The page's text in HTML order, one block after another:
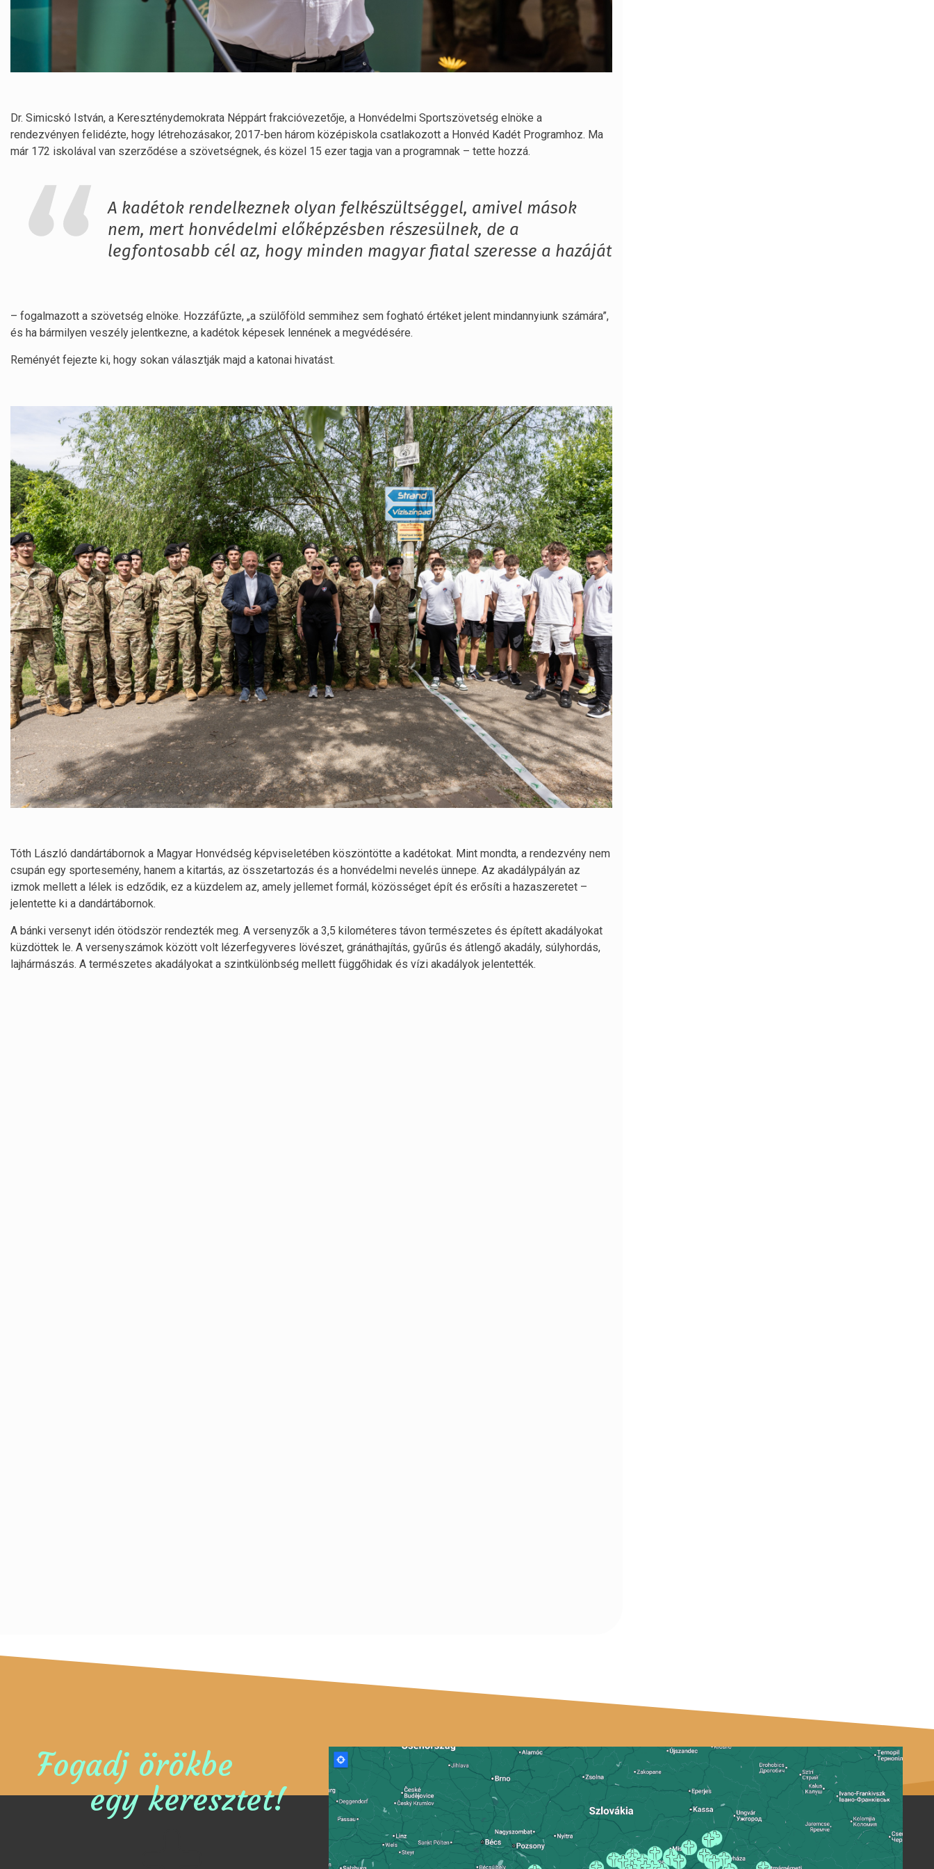
Dr. Simicskó István, a Kereszténydemokrata Néppárt frakcióvezetője, a Honvédelmi Sportszövetség elnöke a
rendezvényen felidézte, hogy létrehozásakor, 2017-ben három középiskola csatlakozott a Honvéd Kadét Programhoz. Ma
már 172 iskolával van szerződése a szövetségnek, és közel 15 ezer tagja van a programnak – tette hozzá.
A kadétok rendelkeznek olyan felkészültséggel, amivel mások
nem, mert honvédelmi előképzésben részesülnek, de a
legfontosabb cél az, hogy minden magyar fiatal szeresse a hazáját
– fogalmazott a szövetség elnöke. Hozzáfűzte, „a szülőföld semmihez sem fogható értéket jelent mindannyiunk számára”,
és ha bármilyen veszély jelentkezne, a kadétok képesek lennének a megvédésére.
Reményét fejezte ki, hogy sokan választják majd a katonai hivatást.
Tóth László dandártábornok a Magyar Honvédség képviseletében köszöntötte a kadétokat. Mint mondta, a rendezvény nem
csupán egy sportesemény, hanem a kitartás, az összetartozás és a honvédelmi nevelés ünnepe. Az akadálypályán az
izmok mellett a lélek is edződik, ez a küzdelem az, amely jellemet formál, közösséget épít és erősíti a hazaszeretet –
jelentette ki a dandártábornok.
A bánki versenyt idén ötödször rendezték meg. A versenyzők a 3,5 kilométeres távon természetes és épített akadályokat
küzdöttek le. A versenyszámok között volt lézerfegyveres lövészet, gránáthajítás, gyűrűs és átlengő akadály, súlyhordás,
lajhármászás. A természetes akadályokat a szintkülönbség mellett függőhidak és vízi akadályok jelentették.
Fogadj örökbe
egy keresztet!